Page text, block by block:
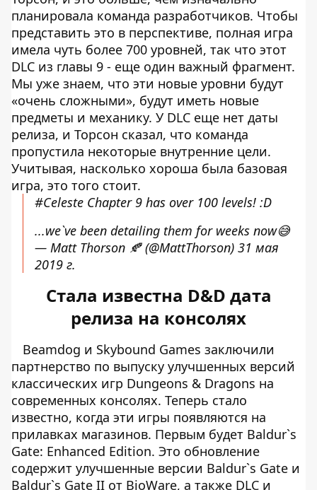
планировала команда разработчиков. Чтобы
представить это в перспективе, полная игра
имела чуть более 700 уровней, так что этот
DLC из главы 9 - еще один важный фрагмент.
Мы уже знаем, что эти новые уровни будут
«очень сложными», будут иметь новые
предметы и механику. У DLC еще нет даты
релиза, и Торсон сказал, что команда
пропустила некоторые внутренние цели.
Учитывая, насколько хороша была базовая
игра, это того стоит.
#Celeste Chapter 9 has over 100 levels! :D
...we`ve been detailing them for weeks now😅
— Matt Thorson 🍂 (@MattThorson) 31 мая
2019 г.
Стала известна D&D дата
релиза на консолях
Beamdog и Skybound Games заключили
партнерство по выпуску улучшенных версий
классических игр Dungeons & Dragons на
современных консолях. Теперь стало
известно, когда эти игры появляются на
прилавках магазинов. Первым будет Baldur`s
Gate: Enhanced Edition. Это обновление
содержит улучшенные версии Baldur`s Gate и
Baldur`s Gate II от BioWare, а также DLC и